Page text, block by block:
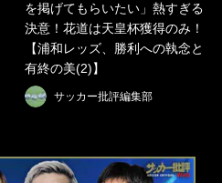
を掲げてもらいたい」熱すぎる
決意！花道は天皇杯獲得のみ！
【浦和レッズ、勝利への執念と
有終の美(2)】
サッカー批評編集部